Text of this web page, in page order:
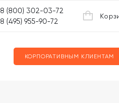
КОРПОРАТИВНЫМ КЛИЕНТАМ
8 (800) 302-03-72
8 (495) 955-90-72